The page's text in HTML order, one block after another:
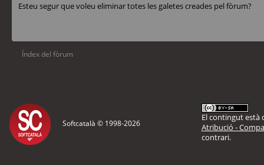
Esteu segur que voleu eliminar totes les galetes creades pel fòrum?
Índex del fòrum
Softcatalà © 1998-2026
El contingut està
Atribució -
contrari.